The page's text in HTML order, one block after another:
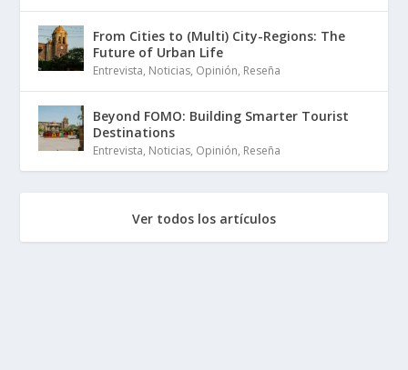
From Cities to (Multi) City-Regions: The
Future of Urban Life
Entrevista, Noticias, Opinión, Reseña
Beyond FOMO: Building Smarter Tourist
Destinations
Entrevista, Noticias, Opinión, Reseña
Ver todos los artículos